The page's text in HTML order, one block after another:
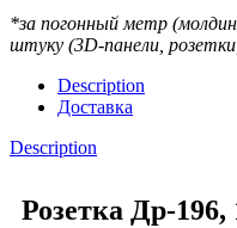
*за погонный метр
штуку (3D-панели,
Description
Доставка
Description
Розетка Др-196,